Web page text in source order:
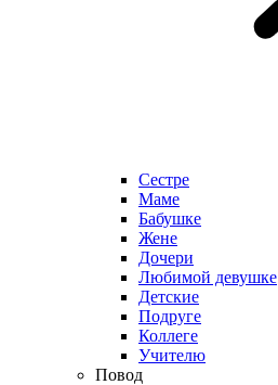
Сестре
Маме
Бабушке
Жене
Дочери
Любимой девушке
Детские
Подруге
Коллеге
Учителю
Повод